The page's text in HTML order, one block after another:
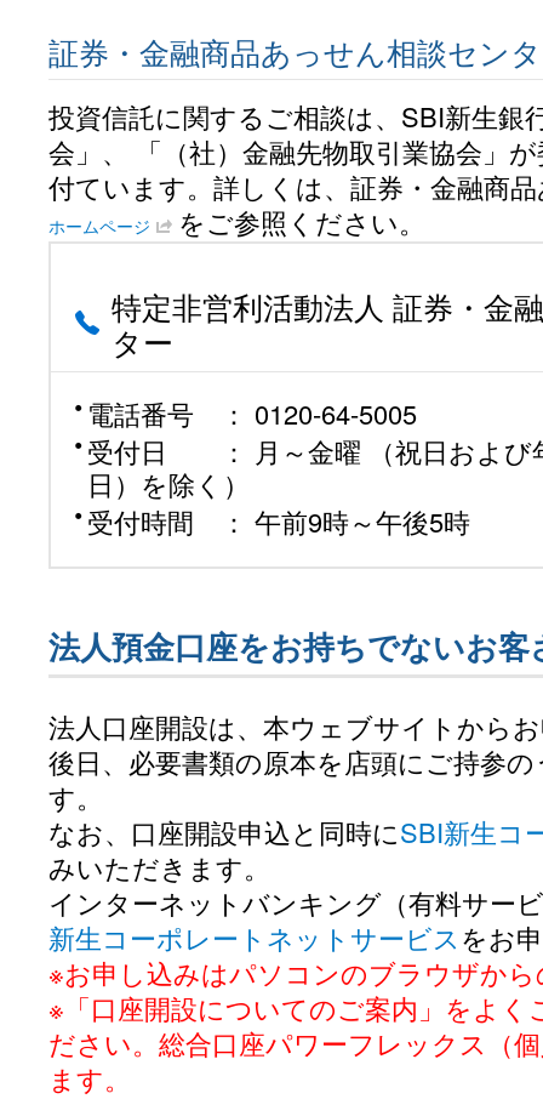
証券・金融商品あっせん相談セン
投資信託に関するご相談は、SBI新生銀
会」、 「（社）金融先物取引業協会」
付ています。詳しくは、証券・金融商
ホームページ をご参照ください。
特定非営利活動法人 証券・金
ター
電話番号 ： 0120-64-5005
受付日 ： 月～金曜 （祝日および
日）を除く）
受付時間 ： 午前9時～午後5時
法人預金口座をお持ちでないお客
法人口座開設は、本ウェブサイトから
後日、必要書類の原本を店頭にご持参
す。
なお、口座開設申込と同時にSBI新生コ
みいただきます。
インターネットバンキング（有料サー
新生コーポレートネットサービスをお
※お申し込みはパソコンのブラウザか
※「口座開設についてのご案内」をよ
ださい。総合口座パワーフレックス（
ます。